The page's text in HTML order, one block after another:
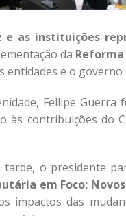
e as instituições
da
entidades e o governo
Fellipe Guerra
às contribuições do
tarde, o presidente
em Foco:
impactos das